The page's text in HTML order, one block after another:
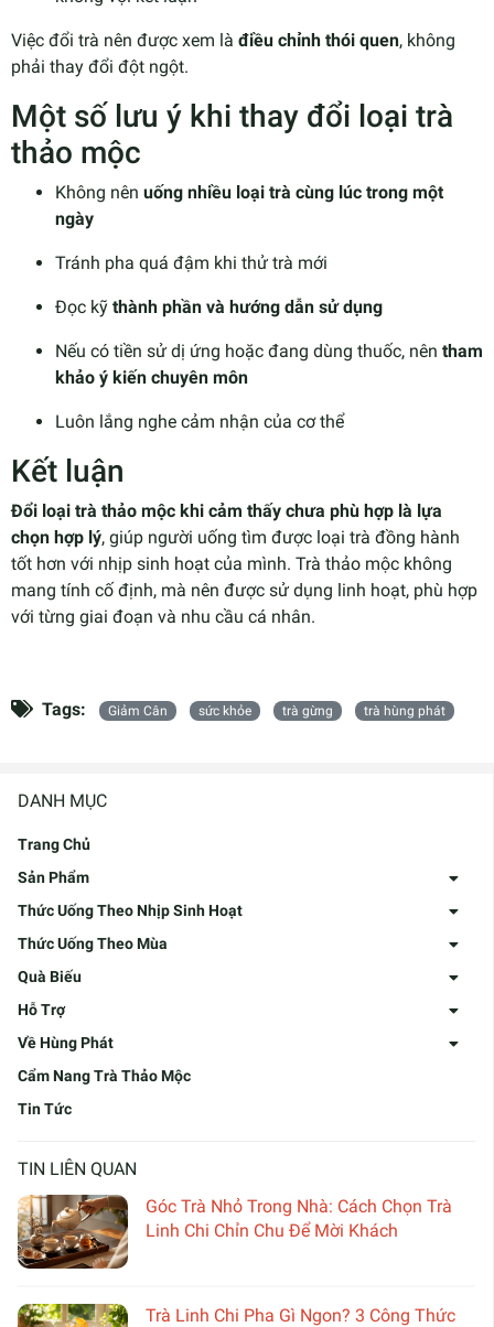
DANH MỤC
Trang Chủ
Sản Phẩm
Thức Uống Theo Nhịp Sinh Hoạt
Thức Uống Theo Mùa
Quà Biếu
Hỗ Trợ
Về Hùng Phát
Cẩm Nang Trà Thảo Mộc
Tin Tức
TIN LIÊN QUAN
Góc Trà Nhỏ Trong Nhà: Cách Chọn Trà
Linh Chi Chỉn Chu Để Mời Khách
Trà Linh Chi Pha Gì Ngon? 3 Công Thức
Việc đổi trà nên được xem là điều chỉnh thói quen, không
phải thay đổi đột ngột.
Một số lưu ý khi thay đổi loại trà
thảo mộc
Không nên uống nhiều loại trà cùng lúc trong một
ngày
Tránh pha quá đậm khi thử trà mới
Đọc kỹ thành phần và hướng dẫn sử dụng
Nếu có tiền sử dị ứng hoặc đang dùng thuốc, nên tham
khảo ý kiến chuyên môn
Luôn lắng nghe cảm nhận của cơ thể
Kết luận
Đổi loại trà thảo mộc khi cảm thấy chưa phù hợp là lựa
chọn hợp lý, giúp người uống tìm được loại trà đồng hành
tốt hơn với nhịp sinh hoạt của mình. Trà thảo mộc không
mang tính cố định, mà nên được sử dụng linh hoạt, phù hợp
với từng giai đoạn và nhu cầu cá nhân.
Tags: Giảm Cân sức khỏe trà gừng trà hùng phát